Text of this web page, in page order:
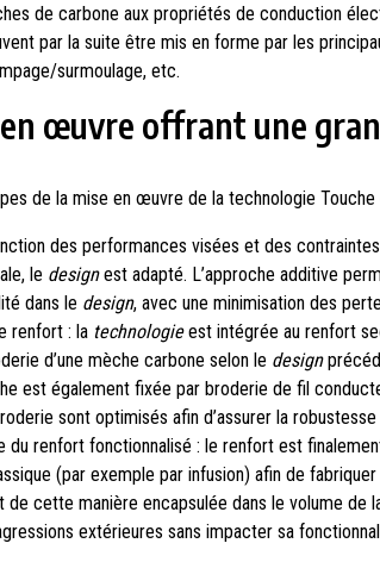
de carbone aux propriétés de conduction
par la suite être mis en forme par les
surmoulage, etc.
en œuvre offrant une
de la mise en œuvre de la technologie
des performances visées et des
le designest adapté. L’approche additive
dans le design, avec une minimisation des
renfort : la technologieest intégrée au renfort
d’une mèche carbone selon le design
est également fixée par broderie de fil
sont optimisés afin d’assurer la
du renfort fonctionnalisé : le renfort est
(par exemple par infusion) afin de
cette manière encapsulée dans le volume de
extérieures sans impacter sa